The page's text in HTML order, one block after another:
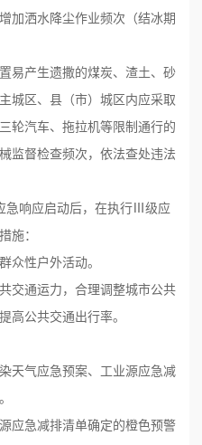
加洒水降尘作业频次（结冰期
易产生遗撒的煤炭、渣土、砂
城区、县（市）城区内应采取
轮汽车、拖拉机等限制通行的
监督检查频次，依法查处违法
急响应启动后，在执行Ⅲ级应
施：
性户外活动。
交通运力，合理调整城市公共
高公共交通出行率。
天气应急预案、工业源应急减
应急减排清单确定的橙色预警